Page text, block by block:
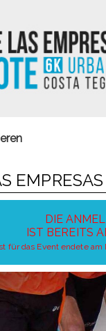
DIE
IST BEREITS
für das Event endete am